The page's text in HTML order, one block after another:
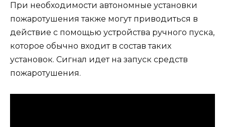
При необходимости автономные установки
пожаротушения также могут приводиться в
действие с помощью устройства ручного пуска,
которое обычно входит в состав таких
установок. Сигнал идет на запуск средств
пожаротушения.